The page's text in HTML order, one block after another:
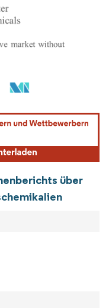
Namensnennung gemäß
über